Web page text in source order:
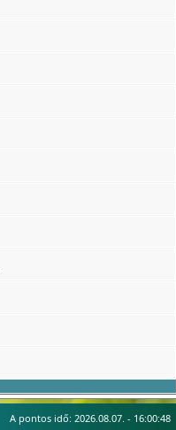
A pontos idő: 2026.08.07. - 16:00:48